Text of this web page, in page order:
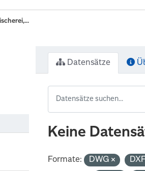
Datensätze
Keine
Formate: DWG